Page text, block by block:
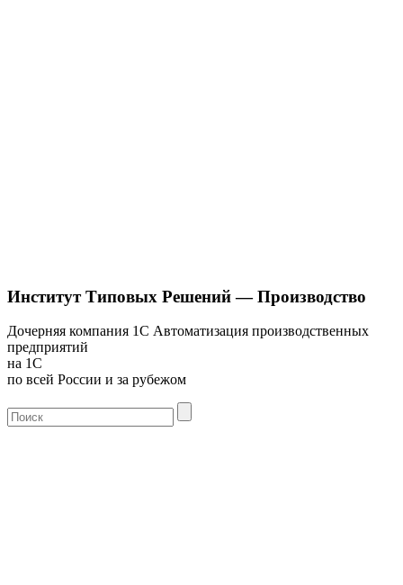
Институт Типовых Решений — Производство
Дочерняя компания 1С Автоматизация производственных
предприятий
на 1С
по всей России и за рубежом